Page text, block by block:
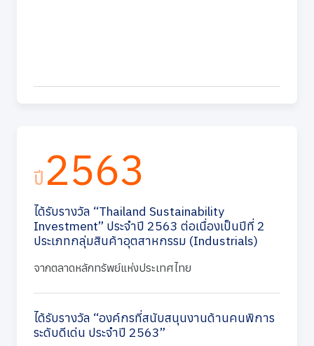
ปี 2563
ได้รับรางวัล “Thailand Sustainability
Investment” ประจำปี 2563 ต่อเนื่องเป็นปีที่ 2
ประเภทกลุ่มสินค้าอุตสาหกรรม (Industrials)
จากตลาดหลักทรัพย์แห่งประเทศไทย
ได้รับรางวัล “องค์กรที่สนับสนุนงานด้านคนพิการ
ระดับดีเด่น ประจำปี 2563”